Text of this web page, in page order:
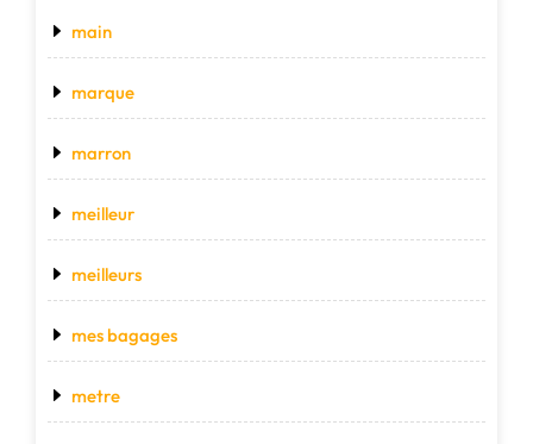
main
marque
marron
meilleur
meilleurs
mes bagages
metre